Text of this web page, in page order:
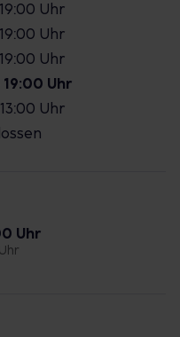
Uhr
Uhr
Uhr
Uhr
Uhr
Uhr